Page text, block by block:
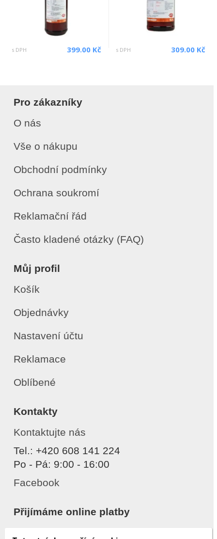
s DPH 399.00 Kč s DPH 309.00 Kč
Pro zákazníky
O nás
Vše o nákupu
Obchodní podmínky
Ochrana soukromí
Reklamační řád
Často kladené otázky (FAQ)
Můj profil
Košík
Objednávky
Nastavení účtu
Reklamace
Oblíbené
Kontakty
Kontaktujte nás
Tel.: +420 608 141 224
Po - Pá: 9:00 - 16:00
Facebook
Přijímáme online platby